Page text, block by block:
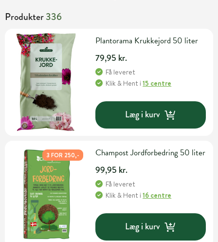
Produkter336
Plantorama Krukkejord 50 liter
79,95 kr.
Få leveret
Klik & Hent i15 centre
Læg i kurv
3 FOR 250,- Champost Jordforbedring 50 liter
99,95 kr.
Få leveret
Klik & Hent i16 centre
Læg i kurv